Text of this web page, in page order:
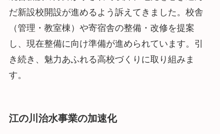
だ新設校開設が進めるよう訴えてきました。校舎
（管理・教室棟）や寄宿舎の整備・改修を提案
し、現在整備に向け準備が進められています。引
き続き、魅力あふれる高校づくりに取り組みま
す。
江の川治水事業の加速化